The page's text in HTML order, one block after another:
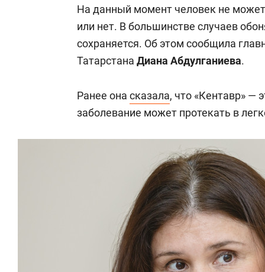
На данный момент человек не может
или нет. В большинстве случаев
сохраняется. Об этом сообщила
Татарстана Диана Абдулганиева.
Ранее она сказала, что «Кентавр» —
заболевание может протекать в
Как ГК «МИР ГРУПП» и ВТБ
создают оазис жилого
150
ID вместо